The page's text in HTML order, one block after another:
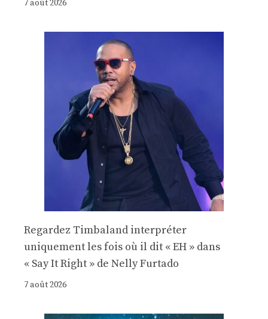
7 août 2026
Regardez Timbaland interpréter
uniquement les fois où il dit « EH » dans
« Say It Right » de Nelly Furtado
7 août 2026